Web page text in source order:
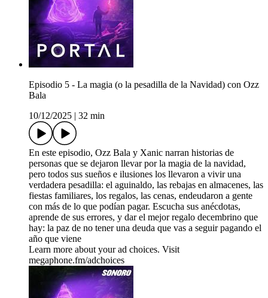
Episodio 5 - La magia (o la pesadilla de la Navidad) con Ozz
Bala
10/12/2025
32 min
En este episodio, Ozz Bala y Xanic narran historias de
personas que se dejaron llevar por la magia de la navidad,
pero todos sus sueños e ilusiones los llevaron a vivir una
verdadera pesadilla: el aguinaldo, las rebajas en almacenes, las
fiestas familiares, los regalos, las cenas, endeudaron a gente
con más de lo que podían pagar. Escucha sus anécdotas,
aprende de sus errores, y dar el mejor regalo decembrino que
hay: la paz de no tener una deuda que vas a seguir pagando el
año que viene
Learn more about your ad choices. Visit
megaphone.fm/adchoices